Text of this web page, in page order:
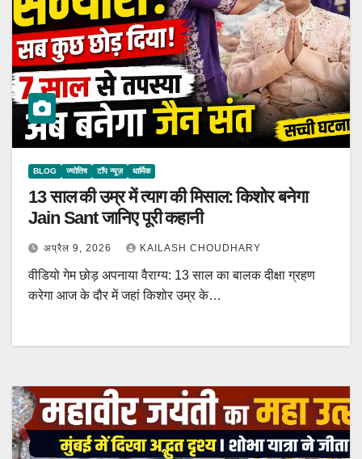
BLOG ज्योतिष टॉप न्यूज़ धार्मिक
13 साल की उम्र में त्याग की मिसाल: किशोर बनेगा
Jain Sant जानिए पूरी कहानी
अप्रैल 9, 2026 KAILASH CHOUDHARY
वीडियो गेम छोड़ अपनाया वैराग्य: 13 साल का बालक दीक्षा ग्रहण
करेगा आज के दौर में जहां किशोर उम्र के…